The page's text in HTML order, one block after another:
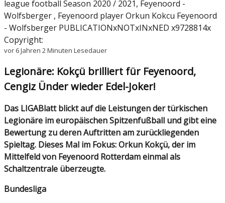
league football Season 2020 / 2021, Feyenoord -
Wolfsberger , Feyenoord player Orkun Kokcu Feyenoord
- Wolfsberger PUBLICATIONxNOTxINxNED x9728814x
Copyright:
vor 6 Jahren 2 Minuten Lesedauer
Legionäre: Kokçü brilliert für Feyenoord,
Cengiz Ünder wieder Edel-Joker!
Das LIGABlatt blickt auf die Leistungen der türkischen
Legionäre im europäischen Spitzenfußball und gibt eine
Bewertung zu deren Auftritten am zurückliegenden
Spieltag. Dieses Mal im Fokus: Orkun Kokçü, der im
Mittelfeld von Feyenoord Rotterdam einmal als
Schaltzentrale überzeugte.
Bundesliga